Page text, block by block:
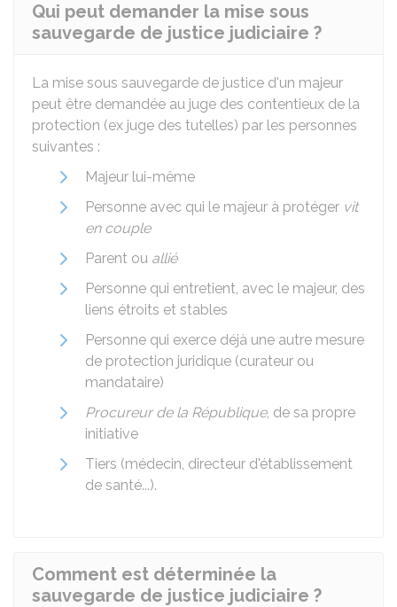
Qui peut demander la mise sous
sauvegarde de justice judiciaire ?
La mise sous sauvegarde de justice d'un majeur
peut être demandée au juge des contentieux de la
protection (ex juge des tutelles) par les personnes
suivantes :
Majeur lui-même
Personne avec qui le majeur à protéger vit
en couple
Parent ou allié
Personne qui entretient, avec le majeur, des
liens étroits et stables
Personne qui exerce déjà une autre mesure
de protection juridique (curateur ou
mandataire)
Procureur de la République, de sa propre
initiative
Tiers (médecin, directeur d'établissement
de santé...).
Comment est déterminée la
sauvegarde de justice judiciaire ?